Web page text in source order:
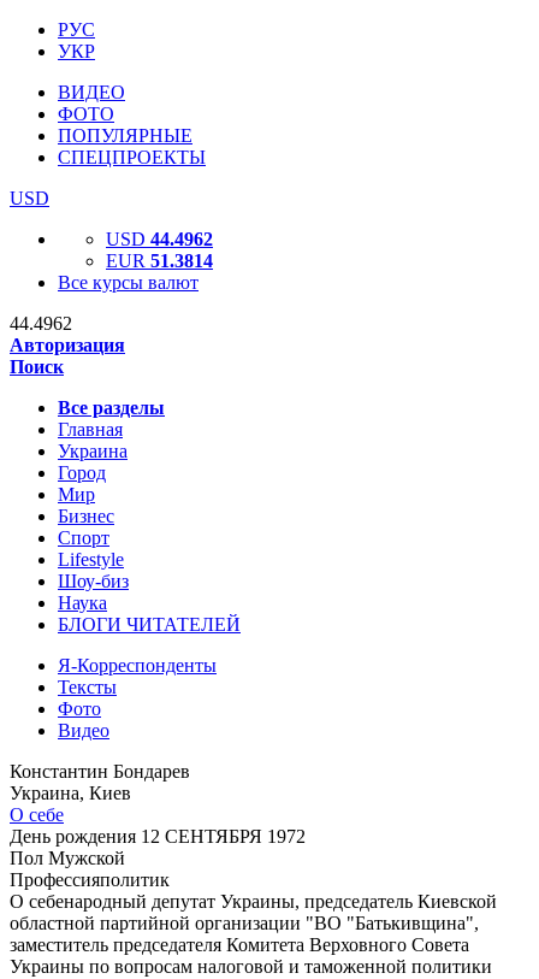
РУС
УКР
ВИДЕО
ФОТО
ПОПУЛЯРНЫЕ
СПЕЦПРОЕКТЫ
USD
USD 44.4962
EUR 51.3814
Все курсы валют
44.4962
Авторизация
Поиск
Все разделы
Главная
Украина
Город
Мир
Бизнес
Спорт
Lifestyle
Шоу-биз
Наука
БЛОГИ ЧИТАТЕЛЕЙ
Я-Корреспонденты
Тексты
Фото
Видео
Константин Бондарев
Украина, Киев
О себе
День рождения 12 СЕНТЯБРЯ 1972
Пол Мужской
Профессияполитик
О себенародный депутат Украины, председатель Киевской
областной партийной организации "ВО "Батькивщина",
заместитель председателя Комитета Верховного Совета
Украины по вопросам налоговой и таможенной политики